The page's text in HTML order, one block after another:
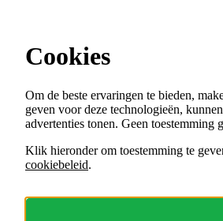
Menu
VACATURES
ORGANISATIES
Cookies
Om de beste ervaringen te bieden,
geven voor deze technologieën,
advertenties tonen. Geen
Klik hieronder om toestemming te
cookiebeleid.